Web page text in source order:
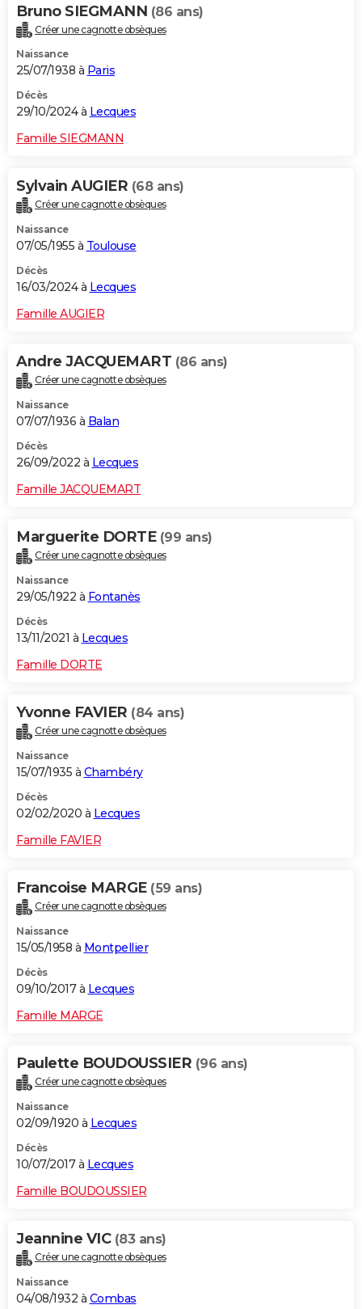
Bruno SIEGMANN (86 ans)
Créer une cagnotte obsèques
Naissance
25/07/1938 à Paris
Décès
29/10/2024 à Lecques
Famille SIEGMANN
Sylvain AUGIER (68 ans)
Créer une cagnotte obsèques
Naissance
07/05/1955 à Toulouse
Décès
16/03/2024 à Lecques
Famille AUGIER
Andre JACQUEMART (86 ans)
Créer une cagnotte obsèques
Naissance
07/07/1936 à Balan
Décès
26/09/2022 à Lecques
Famille JACQUEMART
Marguerite DORTE (99 ans)
Créer une cagnotte obsèques
Naissance
29/05/1922 à Fontanès
Décès
13/11/2021 à Lecques
Famille DORTE
Yvonne FAVIER (84 ans)
Créer une cagnotte obsèques
Naissance
15/07/1935 à Chambéry
Décès
02/02/2020 à Lecques
Famille FAVIER
Francoise MARGE (59 ans)
Créer une cagnotte obsèques
Naissance
15/05/1958 à Montpellier
Décès
09/10/2017 à Lecques
Famille MARGE
Paulette BOUDOUSSIER (96 ans)
Créer une cagnotte obsèques
Naissance
02/09/1920 à Lecques
Décès
10/07/2017 à Lecques
Famille BOUDOUSSIER
Jeannine VIC (83 ans)
Créer une cagnotte obsèques
Naissance
04/08/1932 à Combas